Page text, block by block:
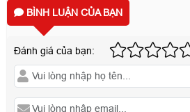
BÌNH LUẬN CỦA BẠN
Đánh giá của bạn: